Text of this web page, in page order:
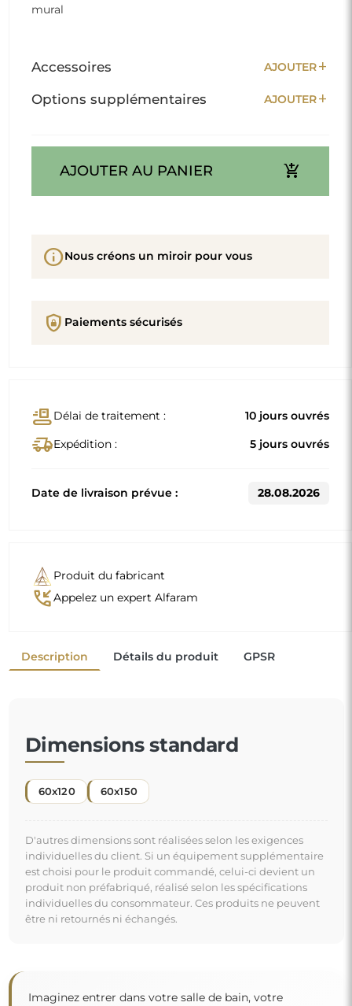
mural
Accessoires AJOUTERadd
Options supplémentaires AJOUTERadd
AJOUTER AU PANIER add_shopping_cart
infoNous créons un miroir pour vous
shield_lock Paiements sécurisés
conveyor_beltDélai de traitement : 10 jours ouvrés
delivery_truck_speedExpédition : 5 jours ouvrés
Date de livraison prévue : 28.08.2026
Produit du fabricant
phone_callbackAppelez un expert Alfaram
Description Détails du produit GPSR
Dimensions standard
60x120 60x150
D'autres dimensions sont réalisées selon les exigences
individuelles du client. Si un équipement supplémentaire
est choisi pour le produit commandé, celui-ci devient un
produit non préfabriqué, réalisé selon les spécifications
individuelles du consommateur. Ces produits ne peuvent
être ni retournés ni échangés.
Imaginez entrer dans votre salle de bain, votre